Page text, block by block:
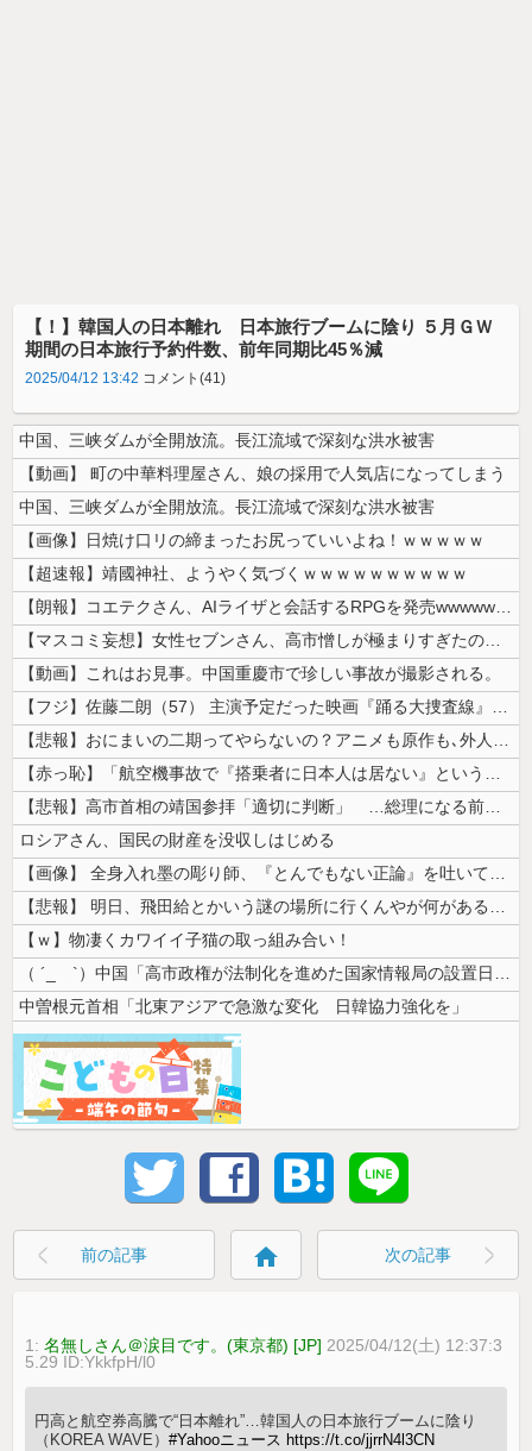
【！】韓国人の日本離れ 日本旅行ブームに陰り ５月ＧＷ
期間の日本旅行予約件数、前年同期比45％減
2025/04/12 13:42 コメント(41)
中国、三峡ダムが全開放流。長江流域で深刻な洪水被害
【動画】 町の中華料理屋さん、娘の採用で人気店になってしまう
中国、三峡ダムが全開放流。長江流域で深刻な洪水被害
【画像】日焼け口リの締まったお尻っていいよね！ｗｗｗｗｗ
【超速報】靖國神社、ようやく気づくｗｗｗｗｗｗｗｗｗｗ
【朗報】コエテクさん、AIライザと会話するRPGを発売wwwwwwww...
【マスコミ妄想】女性セブンさん、高市憎しが極まりすぎたのか、過去一級の...
【動画】これはお見事。中国重慶市で珍しい事故が撮影される。
【フジ】佐藤二朗（57） 主演予定だった映画『踊る大捜査線』スピンオフ...
【悲報】おにまいの二期ってやらないの？アニメも原作も､外人からも人気あ...
【赤っ恥】「航空機事故で『搭乗者に日本人は居ない』という発表は嫌い。人...
【悲報】高市首相の靖国参拝「適切に判断」 …総理になる前の昨年は参拝
ロシアさん、国民の財産を没収しはじめる
【画像】 全身入れ墨の彫り師、『とんでもない正論』を吐いて30万再生さ...
【悲報】 明日、飛田給とかいう謎の場所に行くんやが何があるんや????...
【ｗ】物凄くカワイイ子猫の取っ組み合い！
（ ´_ゝ`）中国「高市政権が法制化を進めた国家情報局の設置日が7月3...
中曽根元首相「北東アジアで急激な変化 日韓協力強化を」
前の記事 home 次の記事
1:名無しさん＠涙目です。(東京都) [JP] 2025/04/12(土) 12:37:3
5.29 ID:YkkfpH/l0
円高と航空券高騰で“日本離れ”…韓国人の日本旅行ブームに陰り
（KOREA WAVE）#Yahooニュース https://t.co/jjrrN4l3CN